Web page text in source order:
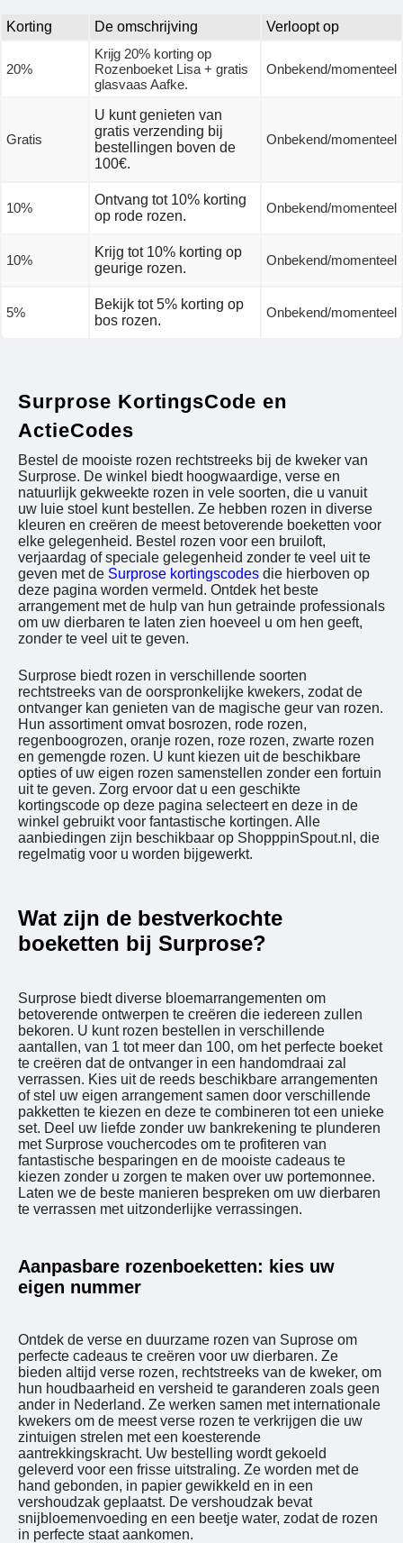
Korting De omschrijving Verloopt op
20%
Krijg 20% korting op
Rozenboeket Lisa + gratis
glasvaas Aafke.
Onbekend/momenteel
Gratis
U kunt genieten van
gratis verzending bij
bestellingen boven de
100€.
Onbekend/momenteel
10%
Ontvang tot 10% korting
op rode rozen.
Onbekend/momenteel
10%
Krijg tot 10% korting op
geurige rozen.
Onbekend/momenteel
5%
Bekijk tot 5% korting op
bos rozen.
Onbekend/momenteel
Surprose KortingsCode en
ActieCodes
Bestel de mooiste rozen rechtstreeks bij de kweker van
Surprose. De winkel biedt hoogwaardige, verse en
natuurlijk gekweekte rozen in vele soorten, die u vanuit
uw luie stoel kunt bestellen. Ze hebben rozen in diverse
kleuren en creëren de meest betoverende boeketten voor
elke gelegenheid. Bestel rozen voor een bruiloft,
verjaardag of speciale gelegenheid zonder te veel uit te
geven met de Surprose kortingscodes die hierboven op
deze pagina worden vermeld. Ontdek het beste
arrangement met de hulp van hun getrainde professionals
om uw dierbaren te laten zien hoeveel u om hen geeft,
zonder te veel uit te geven.
Surprose biedt rozen in verschillende soorten
rechtstreeks van de oorspronkelijke kwekers, zodat de
ontvanger kan genieten van de magische geur van rozen.
Hun assortiment omvat bosrozen, rode rozen,
regenboogrozen, oranje rozen, roze rozen, zwarte rozen
en gemengde rozen. U kunt kiezen uit de beschikbare
opties of uw eigen rozen samenstellen zonder een fortuin
uit te geven. Zorg ervoor dat u een geschikte
kortingscode op deze pagina selecteert en deze in de
winkel gebruikt voor fantastische kortingen. Alle
aanbiedingen zijn beschikbaar op ShopppinSpout.nl, die
regelmatig voor u worden bijgewerkt.
Wat zijn de bestverkochte
boeketten bij Surprose?
Surprose biedt diverse bloemarrangementen om
betoverende ontwerpen te creëren die iedereen zullen
bekoren. U kunt rozen bestellen in verschillende
aantallen, van 1 tot meer dan 100, om het perfecte boeket
te creëren dat de ontvanger in een handomdraai zal
verrassen. Kies uit de reeds beschikbare arrangementen
of stel uw eigen arrangement samen door verschillende
pakketten te kiezen en deze te combineren tot een unieke
set. Deel uw liefde zonder uw bankrekening te plunderen
met Surprose vouchercodes om te profiteren van
fantastische besparingen en de mooiste cadeaus te
kiezen zonder u zorgen te maken over uw portemonnee.
Laten we de beste manieren bespreken om uw dierbaren
te verrassen met uitzonderlijke verrassingen.
Aanpasbare rozenboeketten: kies uw
eigen nummer
Ontdek de verse en duurzame rozen van Suprose om
perfecte cadeaus te creëren voor uw dierbaren. Ze
bieden altijd verse rozen, rechtstreeks van de kweker, om
hun houdbaarheid en versheid te garanderen zoals geen
ander in Nederland. Ze werken samen met internationale
kwekers om de meest verse rozen te verkrijgen die uw
zintuigen strelen met een koesterende
aantrekkingskracht. Uw bestelling wordt gekoeld
geleverd voor een frisse uitstraling. Ze worden met de
hand gebonden, in papier gewikkeld en in een
vershoudzak geplaatst. De vershoudzak bevat
snijbloemenvoeding en een beetje water, zodat de rozen
in perfecte staat aankomen.